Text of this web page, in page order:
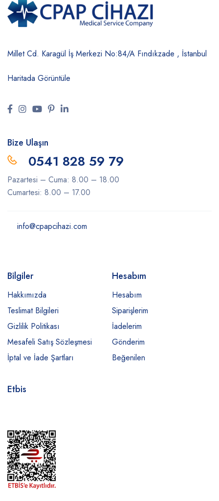
Millet Cd. Karagül İş Merkezi No:84/A Fındıkzade , İstanbul
Haritada Görüntüle
Bize Ulaşın
0541 828 59 79
Pazartesi – Cuma: 8.00 – 18.00
Cumartesi: 8.00 – 17.00
info@cpapcihazi.com
Bilgiler
Hakkımızda
Teslimat Bilgileri
Gizlilik Politikası
Mesafeli Satış Sözleşmesi
İptal ve İade Şartları
Hesabım
Hesabım
Siparişlerim
İadelerim
Gönderim
Beğenilen
Etbis